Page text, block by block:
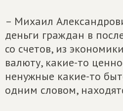
– Михаил
деньги граждан в
со счетов, из
валюту, какие-то
ненужные какие-то
одним словом,